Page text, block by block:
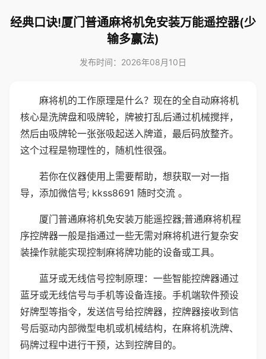
经典口诀!厦门普通麻将机免安装万能遥控器(少
输多赢法)
发布时间：2026年08月10日
麻将机的工作原理是什么？现在的全自动麻将机
核心是洗牌盘和吸牌轮，牌被打乱后通过机械搅拌，
然后由吸牌轮一张张吸起送入牌道，最后码放整齐。
这个过程是物理性的，随机性很强。
若你在仪器使用上需要帮助，想获取一对一指
导，添加微信号; kkss8691 随时交流 。
厦门普通麻将机免安装万能遥控器;普通麻将机程
序控牌器一般是指通过一些无需对麻将机进行复杂安
装操作就能实现控制麻将牌功能的设备或工具。
蓝牙或无线信号控制原理：一些智能控牌器通过
蓝牙或无线信号与手机等设备连接。手机端软件预设
好牌型等指令，发送信号给控牌器，控牌器接收到信
号后驱动内部微型电机或机械结构，在麻将机洗牌、
码牌过程中进行干预，达到控牌目的。